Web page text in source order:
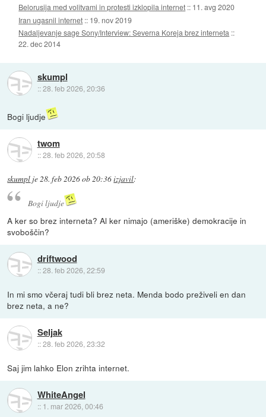
Belorusija med volitvami in protesti izklopila internet :: 11. avg 2020
Iran ugasnil internet :: 19. nov 2019
Nadaljevanje sage Sony/Interview: Severna Koreja brez interneta ::
22. dec 2014
skumpl
::28. feb 2026, 20:36
Bogi ljudje
twom
::28. feb 2026, 20:58
skumpl je28. feb 2026 ob 20:36izjavil:
Bogi ljudje
A ker so brez interneta? Al ker nimajo (ameriške) demokracije in
svoboščin?
driftwood
::28. feb 2026, 22:59
In mi smo včeraj tudi bli brez neta. Menda bodo preživeli en dan
brez neta, a ne?
Seljak
::28. feb 2026, 23:32
Saj jim lahko Elon zrihta internet.
WhiteAngel
:: 1. mar 2026, 00:46